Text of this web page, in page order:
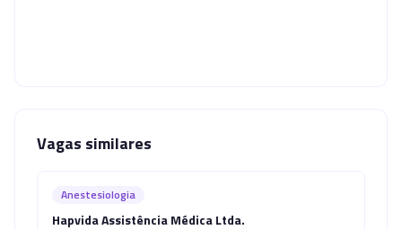
Vagas similares
Anestesiologia
Hapvida Assistência Médica Ltda.